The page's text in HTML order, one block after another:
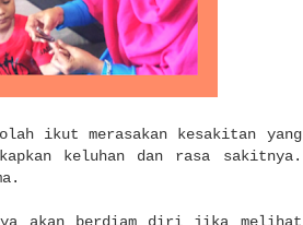
ikut merasakan kesakitan yang
keluhan dan rasa sakitnya.